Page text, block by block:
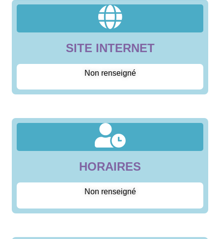
SITE INTERNET
Non renseigné
HORAIRES
Non renseigné